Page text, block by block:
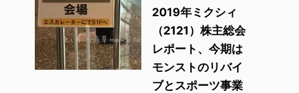
2019年ミクシィ
（2121）株主総会
レポート、今期は
モンストのリバイ
ブとスポーツ事業